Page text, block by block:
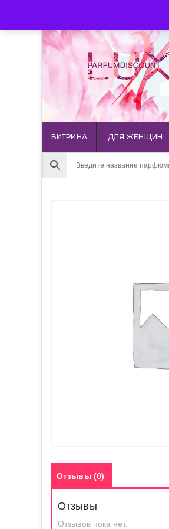
ВИТРИНА ДЛЯ ЖЕНЩИН
Отзывы (0)
Отзывы
Отзывов пока нет.